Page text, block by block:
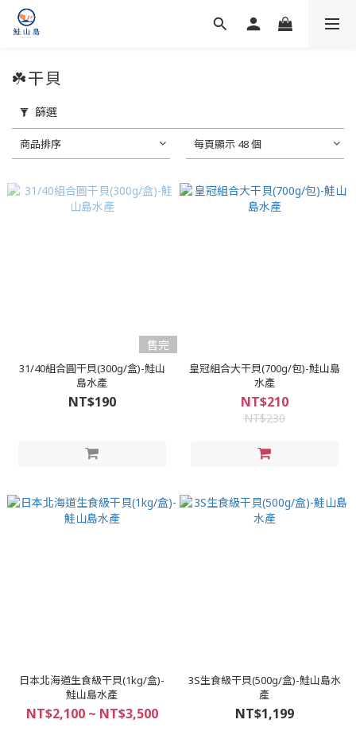
☘️干貝
篩選
商品排序 每頁顯示 48 個
售完
31/40組合圓干貝(300g/盒)-鮭山
島水產
NT$190
皇冠組合大干貝(700g/包)-鮭山島
水產
NT$210
NT$230
日本北海道生食級干貝(1kg/盒)-
鮭山島水產
NT$2,100 ~ NT$3,500
3S生食級干貝(500g/盒)-鮭山島水
產
NT$1,199